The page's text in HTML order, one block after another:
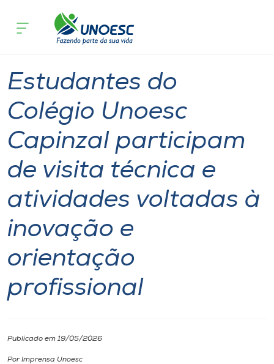
Cursos
Pesquisa
Atendimento ao Estudante
Portal de Ensino
Unoesc
Internacionalização
I.nova
Diplomados
Colégios
Estudantes do
Colégio Unoesc
Capinzal participam
de visita técnica e
atividades voltadas à
inovação e
orientação
profissional
Publicado em 19/05/2026
Por Imprensa Unoesc